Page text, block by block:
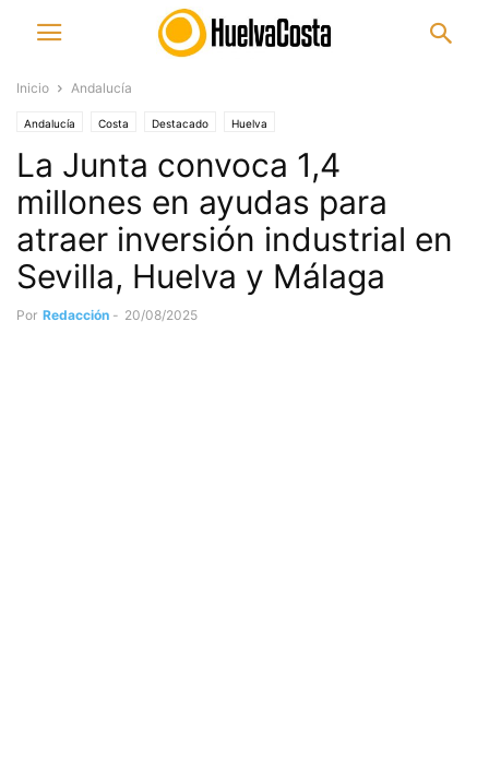
Inicio Andalucía
Andalucía Costa Destacado Huelva
La Junta convoca 1,4
millones en ayudas para
atraer inversión industrial en
Sevilla, Huelva y Málaga
Por Redacción - 20/08/2025